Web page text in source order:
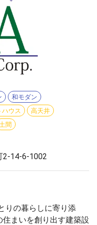
和モダン
ハウス
高天井
土間
2-14-6-1002
りの暮らしに寄り添
まいを創り出す建築設